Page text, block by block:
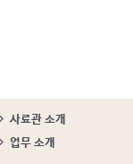
사료관 소개
업무 소개